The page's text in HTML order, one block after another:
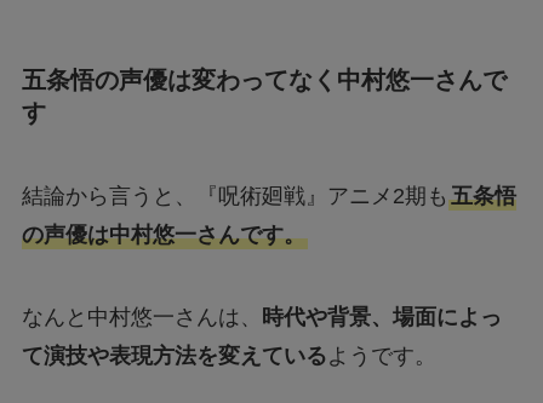
五条悟の声優は変わってなく中村悠一さんで
す
結論から言うと、『呪術廻戦』アニメ2期も 五条悟
の声優は中村悠一さんです。
なんと中村悠一さんは、
時代や背景、場面によっ
て演技や表現方法を変えているようです。